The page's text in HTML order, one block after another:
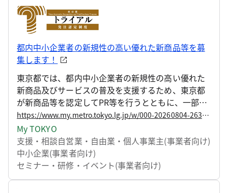
都内中小企業者の新規性の高い優れた新商品等を募
集します！
東京都では、都内中小企業者の新規性の高い優れた
新商品及びサービスの普及を支援するため、東京都
が新商品等を認定してPR等を行うとともに、一部を
試験的に購入し評価する「東京都トライアル発注認
定制度（新事業分野開拓者認定制度）」を実施して
います。 このたび、令和9年度認定分の募集を開始し
ます。脱炭素や暑さ対策など、社会課題の解決に資
する商品・サービスをはじめ、幅広い分野からの応
https://www.my.metro.tokyo.lg.jp/w/000-20260804-263688393
My TOKYO
支援・相談自営業・自由業・個人事業主(事業者向け)
中小企業(事業者向け)
セミナー・研修・イベント(事業者向け)